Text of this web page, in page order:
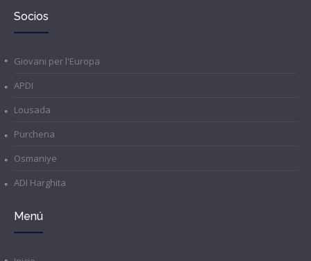
Socios
Giovani per l'Europa
APDI
Lousada
Purchena
Osmaniye
ADI Harghita
Menú